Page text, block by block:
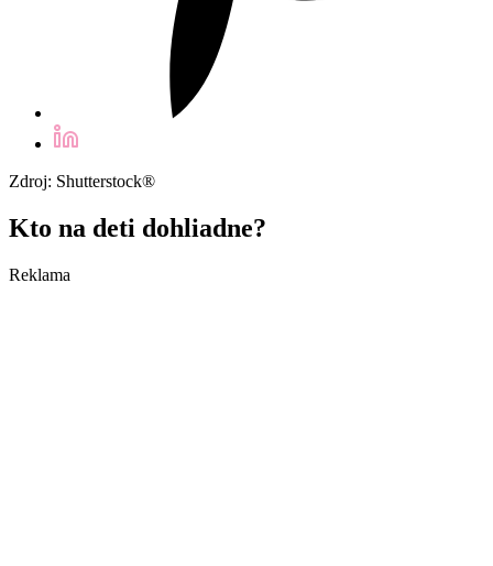
Zdroj: Shutterstock®
Kto na deti dohliadne?
Reklama